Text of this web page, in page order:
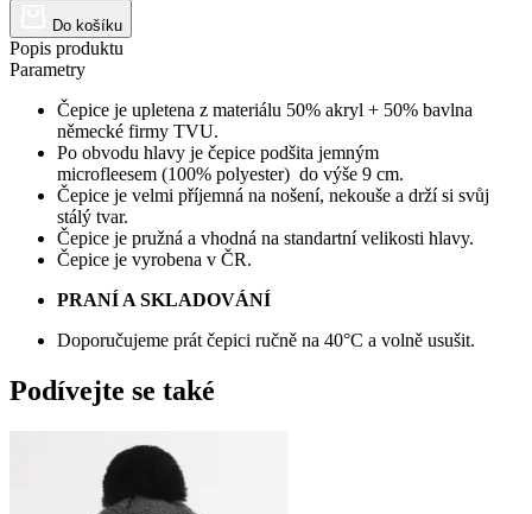
Do košíku
Popis produktu
Parametry
Čepice je upletena z materiálu 50% akryl + 50% bavlna
německé firmy TVU.
Po obvodu hlavy je čepice podšita jemným
microfleesem (100% polyester) do výše 9 cm.
Čepice je velmi příjemná na nošení, nekouše a drží si svůj
stálý tvar.
Čepice je pružná a vhodná na standartní velikosti hlavy.
Čepice je vyrobena v ČR.
PRANÍ A SKLADOVÁNÍ
Doporučujeme prát čepici ručně na 40°C a volně usušit.
Podívejte se také